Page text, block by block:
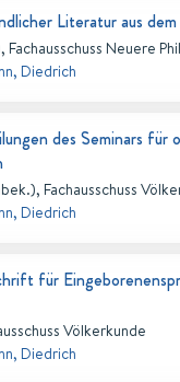
Literatur aus
Neuere
Diedrich
des Seminars für
Fachausschuss
Diedrich
für
Völkerkunde
Diedrich